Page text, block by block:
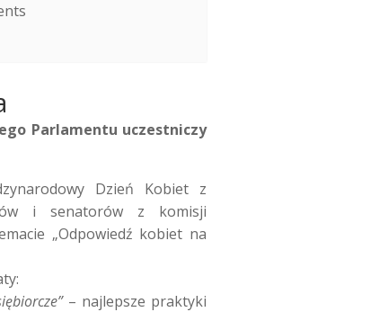
Parlamentu uczestniczy
Dzień Kobiet z
i senatorów z komisji
„Odpowiedź kobiet na
– najlepsze praktyki